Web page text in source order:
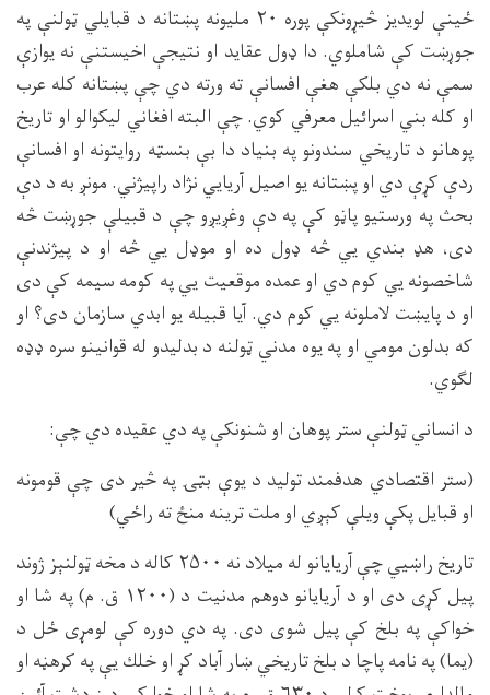
ځينې لويديز څيړونكې پوره ۲۰ مليونه پښتانه د قبايلي ټولنې په
جوړښت كې شاملوي. دا ډول عقايد او نتيجې اخيستنې نه يوازې
سمې نه دي بلكې هغې افسانې ته ورته دي چې پښتانه كله عرب
او كله بني اسرائيل معرفي كوي. چې البته افغاني ليكوالو او تاريخ
پوهانو د تاريخي سندونو په بنياد دا بې بنسټه روايتونه او افسانې
ردې كړې دي او پښتانه يو اصيل آريايي نژاد راپيژني. مونږ به د دې
بحث په ورستيو پاڼو كې په دې وغږيږو چې د قبيلې جوړښت څه
دى، هډ بندي يي څه ډول ده او موډل يي څه او د پيژندنې
شاخصونه يي كوم دي او عمده موقعيت يي په كومه سيمه كې دى
او د پايښت لاملونه يي كوم دي. آيا قبيله يو ابدي سازمان دى؟ او
كه بدلون مومي او په يوه مدني ټولنه د بدليدو له قوانينو سره ډډه
لګوي.
د انساني ټولنې ستر پوهان او شنونكې په دي عقيده دي چې:
(ستر اقتصادي هدفمند توليد د يوې بټۍ په څير دى چې قومونه
او قبايل پكې ويلې كېږي او ملت ترينه منځ ته راځي)
تاريخ راښيي چې آريايانو له ميلاد نه ۲۵۰۰ كاله د مخه ټولنېز ژوند
پيل كړى دى او د آريايانو دوهم مدنيت د (۱۲۰۰ ق. م) په شا او
خواكې په بلخ كې پيل شوى دى. په دي دوره كې لومړى ځل د
(يما) په نامه پاچا د بلخ تاريخي ښار آباد كړ او خلك يې په كرهڼه او